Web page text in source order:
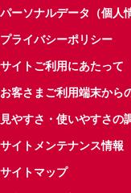
パーソナルデータ（個人
プライバシーポリシー
サイトご利用にあたって
お客さまご利用端末から
見やすさ・使いやすさの
サイトメンテナンス情報
サイトマップ